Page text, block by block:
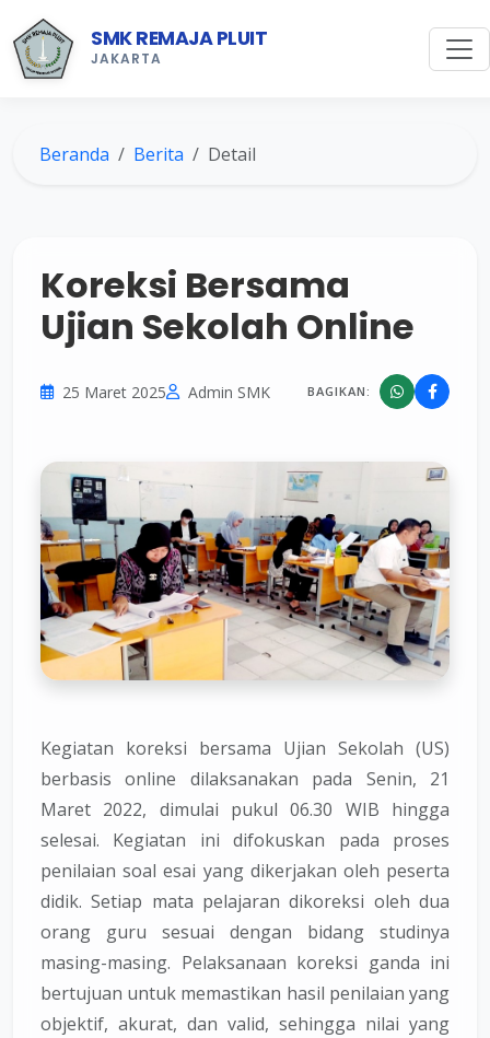
SMK REMAJA PLUIT
JAKARTA
Beranda Berita Detail
Koreksi Bersama
Ujian Sekolah Online
25 Maret 2025 Admin SMK BAGIKAN:
Kegiatan koreksi bersama Ujian Sekolah (US)
berbasis online dilaksanakan pada Senin, 21
Maret 2022, dimulai pukul 06.30 WIB hingga
selesai. Kegiatan ini difokuskan pada proses
penilaian soal esai yang dikerjakan oleh peserta
didik. Setiap mata pelajaran dikoreksi oleh dua
orang guru sesuai dengan bidang studinya
masing-masing. Pelaksanaan koreksi ganda ini
bertujuan untuk memastikan hasil penilaian yang
objektif, akurat, dan valid, sehingga nilai yang